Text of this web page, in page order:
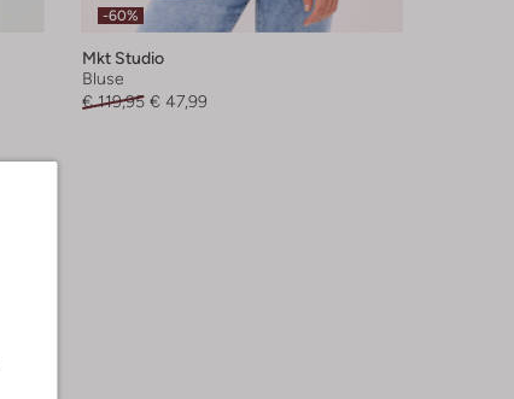
-60%
Mkt Studio
Bluse
€ 119,95 € 47,99